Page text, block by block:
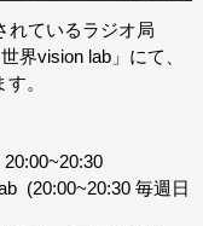
れているラジオ局
界vision lab」にて、
。
(20:00~20:30 毎週日